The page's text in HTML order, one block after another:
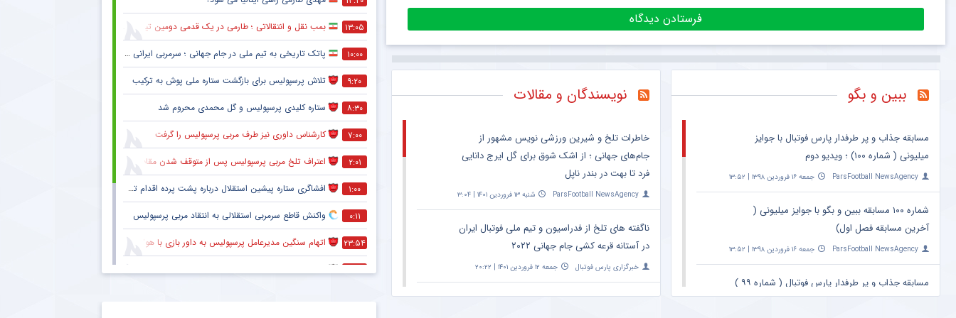
ببین و بگو
مسابقه جذاب و پر طرفدار پارس فوتبال با جوایز
میلیونی ( شماره ۱۰۰) ؛ ویدیو دوم
ParsFootball NewsAgency جمعه ۱۶ فروردین ۱۳۹۸ | ۱۳:۵۲
شماره ۱۰۰ مسابقه ببین و بگو با جوایز میلیونی (
آخرین مسابقه فصل اول)
ParsFootball NewsAgency جمعه ۱۶ فروردین ۱۳۹۸ | ۱۳:۵۲
مسابقه جذاب و پر طرفدار پارس فوتبال ( شماره ۹۹ )
؛ ویدیو دوم
نویسندگان و مقالات
خاطرات تلخ و شیرین ورزشی نویس مشهور از
جام‌های جهانی ؛ از اشک شوق برای گل ایرج دانایی
فرد تا بهت در بندر ناپل
ParsFootball NewsAgency شنبه ۱۳ فروردین ۱۴۰۱ | ۳:۰۴
ناگفته های تلخ از فدراسیون و تیم ملی فوتبال ایران
در آستانه قرعه کشی جام جهانی ۲۰۲۲
خبرگزاری پارس فوتبال جمعه ۱۲ فروردین ۱۴۰۱ | ۲۰:۲۲
واکنش معنادار ورزشی نویس مشهور به تلخ ترین
09:25
گزارش لحظه به لحظه حضور مسی در
پاری سن ژرمن + سند
چهارشنبه ۲۰ مرداد ۱۴۰۰ | ۱۹:۰۱
۱۳:۰۵ بمب نقل و انتقالاتی ؛ طارمی در یک قدمی دومین تیم پرافتخار اروپا
۱۰:۰۰ پاتک تاریخی به تیم ملی در جام جهانی ؛ سرمربی ایرانی روی نیمکت آمریکا
۹:۲۰ تلاش پرسپولیس برای بازگشت ستاره ملی پوش به ترکیب
۸:۳۰ ستاره کلیدی پرسپولیس و گل محمدی محروم شد
۷:۰۰ کارشناس داوری نیز طرف مربی پرسپولیس را گرفت
۲:۰۱ اعتراف تلخ مربی پرسپولیس پس از متوقف شدن مقابل تیم یک استقلالی
۱:۰۰ افشاگری ستاره پیشین استقلال درباره پشت پرده اقدام تحریک آمیز خود مقابل هواداران پرسپولیس
۰:۱۱ واکنش قاطع سرمربی استقلالی به انتقاد مربی پرسپولیس
۲۳:۵۴ اتهام سنگین مدیرعامل پرسپولیس به داور بازی با هوادار
۲۳:۳۶